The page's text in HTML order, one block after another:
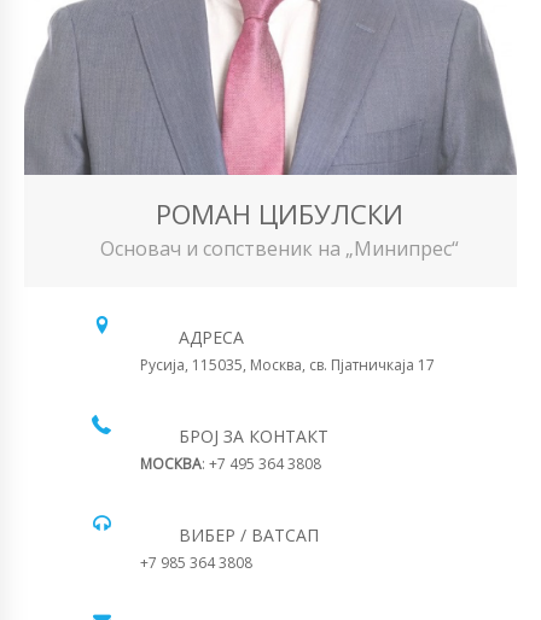
РОМАН ЦИБУЛСКИ
Основач и сопственик на „Минипрес“
АДРЕСА
Русија, 115035, Москва, св. Пјатничкаја 17
БРОЈ ЗА КОНТАКТ
МОСКВА: +7 495 364 3808
ВИБЕР / ВАТСАП
+7 985 364 3808